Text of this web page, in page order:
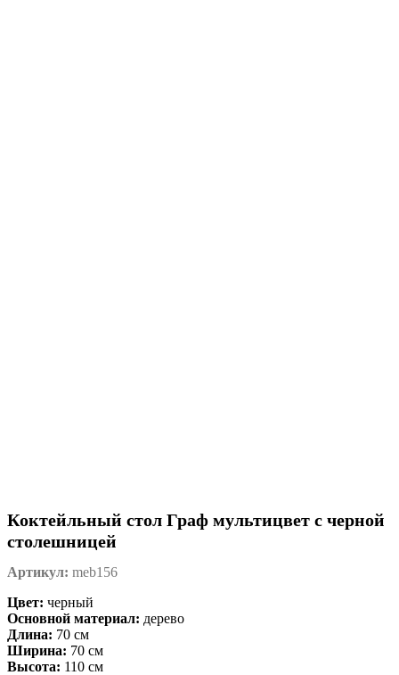
Коктейльный стол Граф мультицвет с черной
столешницей
Артикул: meb156
Цвет: черный
Основной материал: дерево
Длина: 70 см
Ширина: 70 см
Высота: 110 см